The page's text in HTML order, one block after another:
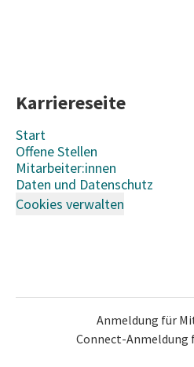
Karriereseite
Start
Offene Stellen
Mitarbeiter:innen
Daten und Datenschutz
Cookies verwalten
Anmeldung für
Connect-Anmeldung